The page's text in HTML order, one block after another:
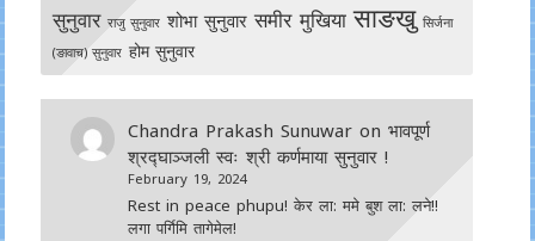
सुनुवार राजु सुनुवार शोभा सुनुवार समीर मुखिया साङखु सिर्जना
(ङावाच) सुनुवार होम सुनुवार
Chandra Prakash Sunuwar onभावपूर्ण
श्रद्घाञ्जली स्वः श्री कर्णमाया सुनुवार !
February 19, 2024
Rest in peace phupu! केर ला: ममे बुश ला: लने!!
लगा पर्गिमि तागेमेल!